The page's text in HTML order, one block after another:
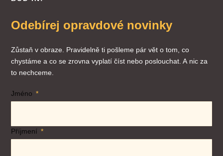
Odebírej opravdové novinky
Zůstaň v obraze. Pravidelně ti pošleme pár vět o tom, co
chystáme a co se zrovna vyplatí číst nebo poslouchat. A nic za
to nechceme.
Jméno
Příjmení